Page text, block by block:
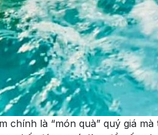
chính là “món quà” quý giá